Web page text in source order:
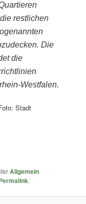
restlichen
Die
die
Westfalen.
Stadt
Allgemein
.